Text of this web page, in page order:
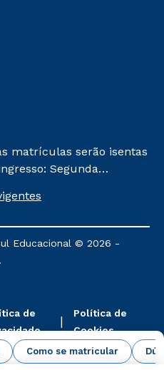
Como se matricular
matrículas serão isentas
Segunda
matrícula será de R$
aos cursos: Ensino
e Metodologia
Atuais.
Educacional © 2026 -
de
Política de
Cookies